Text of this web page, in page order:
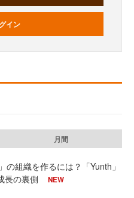
イン
月間
組織を作るには？「Yunth」
長の裏側
NEW